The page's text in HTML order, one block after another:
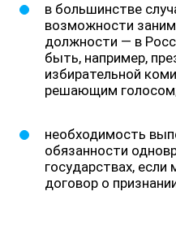
в большинстве
возможности
должности — в
быть, например,
избирательной
решающим
необходимость
обязанности
государствах,
договор о